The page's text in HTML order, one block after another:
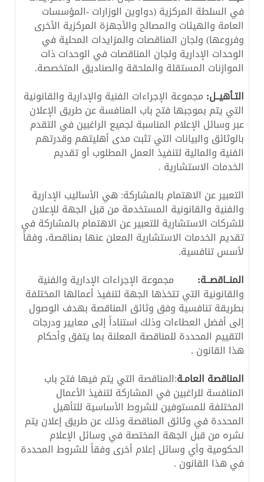
في السلطة المركزية (دواوين الوزارات -المؤسسات
العامة والهيئات والمصالح والأجهزة المركزية الأخرى
وفروعها) ولجان المناقصات والمزايدات المحلية في
الوحدات الإدارية ولجان المناقصات في الوحدات ذات
الموازنات المستقلة والملحقة والصناديق المتخصصة.
التـأهيــل: مجموعة الإجراءات الفنية والإدارية والقانونية
التي يتم بموجبها فتح باب المنافسة عن طريق الإعلان
عبر وسائل الإعلام المناسبة لجميع الراغبين في التقدم
بالوثائق والبيانات التي تثبت مدى أهليتهم وقدرتهم
الفنية والمالية لتنفيذ العمل المطلوب أو تقديم
الخدمات الاستشارية .
التعبير عن الاهتمام بالمشاركة: هي الأساليب الإدارية
والفنية والقانونية المستخدمة من قبل الجهة للإعلان
للشركات الاستشارية للتعبير عن الاهتمام بالمشاركة في
تقديم الخدمات الاستشارية المعلن عنها بمناقصة، وفقاً
لأسس تنافسية.
المنــاقصــة: مجموعة الإجراءات الإدارية والفنية
والقانونية التي تتخذها الجهة لتنفيذ أعمالها المختلفة
بطريقة تنافسية وفق وثائق المناقصة بهدف الوصول
إلى أفضل العطاءات وذلك استناداً إلى معايير ودرجات
التقييم المحددة للمناقصة المعلنة بما يتفق وأحكام
هذا القانون .
المناقصة العامـة:المناقصة التي يتم فيها فتح باب
المنافسة للراغبين في المشاركة لتنفيذ الأعمال
المختلفة للمستوفين للشروط الأساسية للتأهيل
المحددة في وثائق المناقصة وذلك عن طريق إعلان يتم
نشره من قبل الجهة المختصة في وسائل الإعلام
الحكومية وأي وسائل إعلام أخرى وفقاً للشروط المحددة
في هذا القانون .